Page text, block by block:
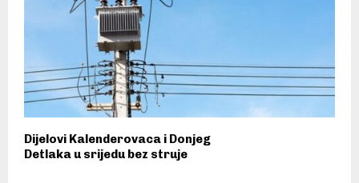
Dijelovi Kalenderovaca i Donjeg
Detlaka u srijedu bez struje